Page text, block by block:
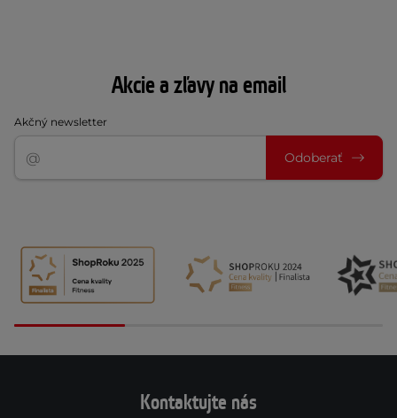
Akcie a zľavy na email
Akčný newsletter
Odoberať
Kontaktujte nás